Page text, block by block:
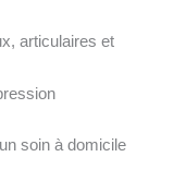
articulaires et
soin à domicile